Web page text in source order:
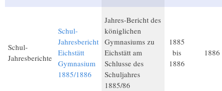
Schul-
Jahresberichte
Schul-
Jahresbericht
Eichstätt
Gymnasium
1885/1886
Jahres-Bericht des
königlichen
Gymnasiums zu
Eichstätt am
Schlusse des
Schuljahres
1885/86
1885
bis
1886
1886